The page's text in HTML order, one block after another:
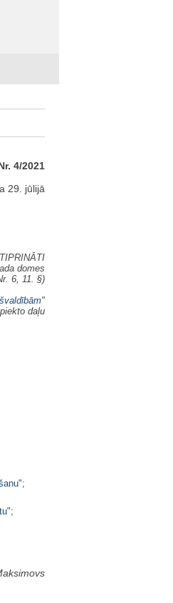
4/2021
29. jūlijā
domes
6, 11. §)
"
piekto daļu
";
";